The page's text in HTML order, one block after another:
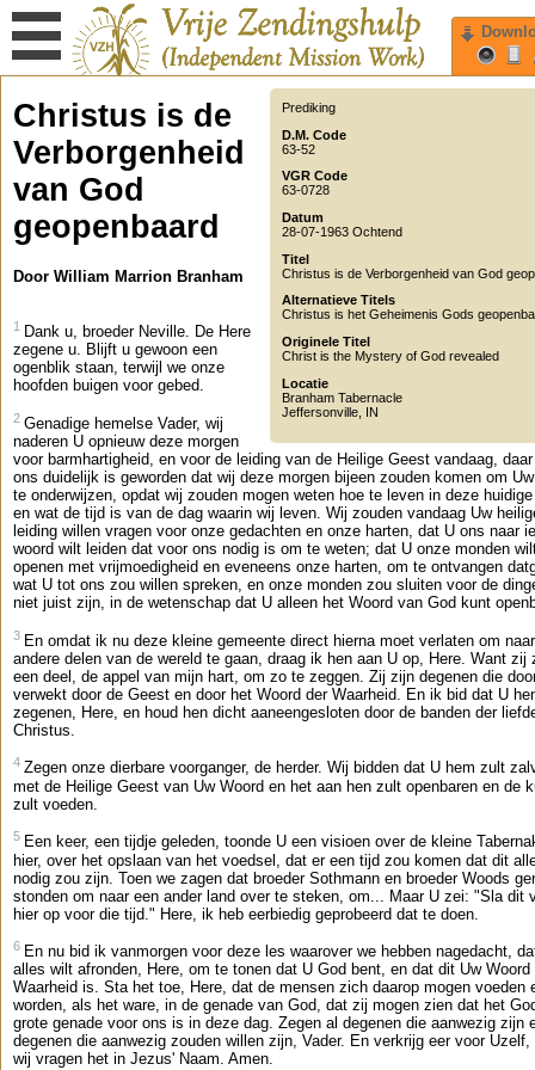
Prediking
D.M. Code
63-52
VGR Code
63-0728
Datum
28-07-1963 Ochtend
Titel
Christus is de Verborgenheid van God
Alternatieve Titels
Christus is het Geheimenis Gods
Originele Titel
Christ is the Mystery of God revealed
Locatie
Branham Tabernacle
Jeffersonville IN
Christus is de
Verborgenheid
van God
geopenbaard
Door William Marrion Branham
1 Dank u, broeder Neville. De Here
zegene u. Blijft u gewoon een
ogenblik staan, terwijl we onze
hoofden buigen voor gebed.
2 Genadige hemelse Vader, wij
naderen U opnieuw deze morgen
voor barmhartigheid, en voor de leiding van de Heilige Geest vandaag,
ons duidelijk is geworden dat wij deze morgen bijeen zouden komen om
te onderwijzen, opdat wij zouden mogen weten hoe te leven in deze
en wat de tijd is van de dag waarin wij leven. Wij zouden vandaag Uw
leiding willen vragen voor onze gedachten en onze harten, dat U ons naar
woord wilt leiden dat voor ons nodig is om te weten; dat U onze monden
openen met vrijmoedigheid en eveneens onze harten, om te ontvangen
wat U tot ons zou willen spreken, en onze monden zou sluiten voor de
niet juist zijn, in de wetenschap dat U alleen het Woord van God kunt
3 En omdat ik nu deze kleine gemeente direct hierna moet verlaten om
andere delen van de wereld te gaan, draag ik hen aan U op, Here. Want zij
een deel, de appel van mijn hart, om zo te zeggen. Zij zijn degenen die
verwekt door de Geest en door het Woord der Waarheid. En ik bid dat U
zegenen, Here, en houd hen dicht aaneengesloten door de banden der
Christus.
4 Zegen onze dierbare voorganger, de herder. Wij bidden dat U hem zult
met de Heilige Geest van Uw Woord en het aan hen zult openbaren en de
zult voeden.
5 Een keer, een tijdje geleden, toonde U een visioen over de kleine
hier, over het opslaan van het voedsel, dat er een tijd zou komen dat dit
nodig zou zijn. Toen we zagen dat broeder Sothmann en broeder Woods
stonden om naar een ander land over te steken, om... Maar U zei: "Sla dit
hier op voor die tijd." Here, ik heb eerbiedig geprobeerd dat te doen.
6 En nu bid ik vanmorgen voor deze les waarover we hebben nagedacht,
alles wilt afronden, Here, om te tonen dat U God bent, en dat dit Uw Woord
Waarheid is. Sta het toe, Here, dat de mensen zich daarop mogen voeden
worden, als het ware, in de genade van God, dat zij mogen zien dat het
grote genade voor ons is in deze dag. Zegen al degenen die aanwezig zijn
degenen die aanwezig zouden willen zijn, Vader. En verkrijg eer voor Uzelf,
wij vragen het in Jezus' Naam. Amen.